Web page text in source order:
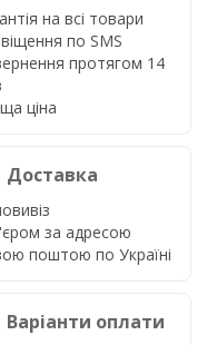
на всі товари
по SMS
протягом 14
ціна
Доставка
за адресою
поштою по Україні
Варіанти оплати